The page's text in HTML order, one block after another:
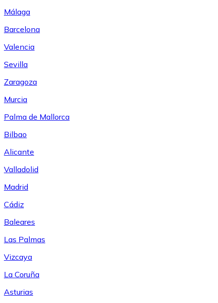
Málaga
Barcelona
Valencia
Sevilla
Zaragoza
Murcia
Palma de Mallorca
Bilbao
Alicante
Valladolid
Madrid
Cádiz
Baleares
Las Palmas
Vizcaya
La Coruña
Asturias